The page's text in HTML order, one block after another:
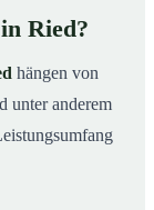
Ried?
hängen von
unter anderem